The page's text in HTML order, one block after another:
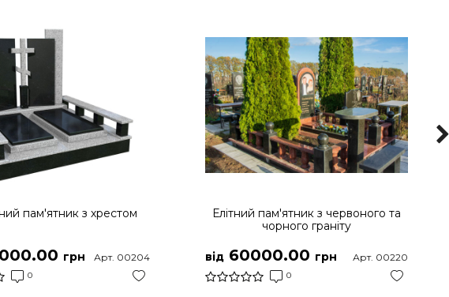
пам'ятник з хрестом
грн
0
Арт. 00204
Елітний пам'ятник з червоного та
чорного граніту
від60000.00 грн
0
Арт. 00220